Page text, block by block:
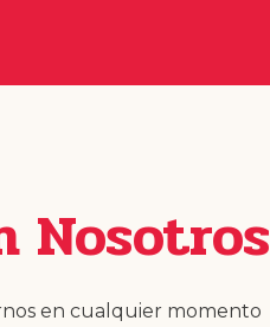
Nosotros
en cualquier momento